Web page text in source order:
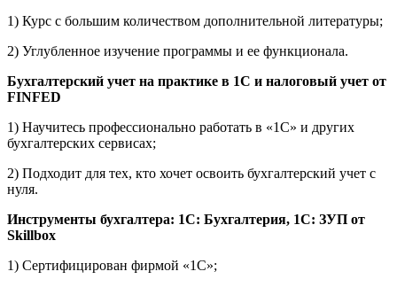
1) Курс с большим количеством дополнительной литературы;
2) Углубленное изучение программы и ее функционала.
Бухгалтерский учет на практике в 1С и налоговый учет от
FINFED
1) Научитесь профессионально работать в «1С» и других
бухгалтерских сервисах;
2) Подходит для тех, кто хочет освоить бухгалтерский учет с
нуля.
Инструменты бухгалтера: 1С: Бухгалтерия, 1С: ЗУП от
Skillbox
1) Сертифицирован фирмой «1С»;